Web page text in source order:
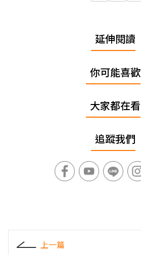
延伸閱讀
你可能喜歡
大家都在看
追蹤我們
上一篇